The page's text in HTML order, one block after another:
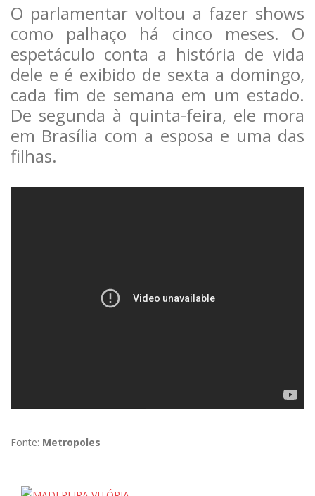
O parlamentar voltou a fazer shows
como palhaço há cinco meses. O
espetáculo conta a história de vida
dele e é exibido de sexta a domingo,
cada fim de semana em um estado.
De segunda à quinta-feira, ele mora
em Brasília com a esposa e uma das
filhas.
Fonte: Metropoles